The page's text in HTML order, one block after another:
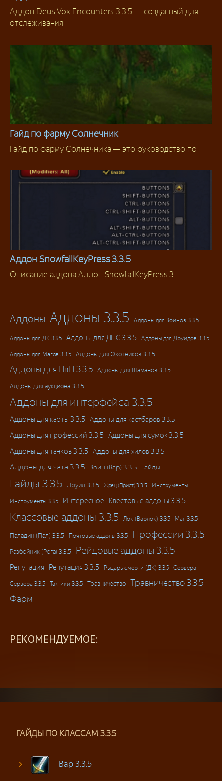
Аддоны 3.3.5
Аддон Deus Vox Encounters 3.3.5 — созданный для
отслеживания
Фарм
Гайд по фарму Солнечник
Гайд по фарму Солнечника — это руководство по
Аддоны 3.3.5
Аддон SnowfallKeyPress 3.3.5
Описание аддона Аддон SnowfallKeyPress 3.
Аддоны Аддоны 3.3.5 Аддоны для Воинов 3.3.5
Аддоны для ДК 3.3.5 Аддоны для ДПС 3.3.5 Аддоны для Друидов 3.3.5
Аддоны для Магов 3.3.5 Аддоны для Охотников 3.3.5
Аддоны для ПвП 3.3.5 Аддоны для Шаманов 3.3.5
Аддоны для аукциона 3.3.5
Аддоны для интерфейса 3.3.5
Аддоны для карты 3.3.5 Аддоны для кастбаров 3.3.5
Аддоны для профессий 3.3.5 Аддоны для сумок 3.3.5
Аддоны для танков 3.3.5 Аддоны для хилов 3.3.5
Аддоны для чата 3.3.5 Воин (Вар) 3.3.5 Гайды
Гайды 3.3.5 Друид 3.3.5 Жрец (Прист) 3.3.5 Инструменты
Инструменты 3.3.5 Интересное Квестовые аддоны 3.3.5
Классовые аддоны 3.3.5 Лок (Варлок) 3.3.5 Маг 3.3.5
Паладин (Пал) 3.3.5 Почтовые аддоны 3.3.5 Профессии 3.3.5
Разбойник (Рога) 3.3.5 Рейдовые аддоны 3.3.5
Репутация Репутация 3.3.5 Рыцарь смерти (ДК) 3.3.5 Сервера
Сервера 3.3.5 Тактики 3.3.5 Травничество Травничество 3.3.5
Фарм
РЕКОМЕНДУЕМОЕ:
ГАЙДЫ ПО КЛАССАМ 3.3.5
Вар 3.3.5